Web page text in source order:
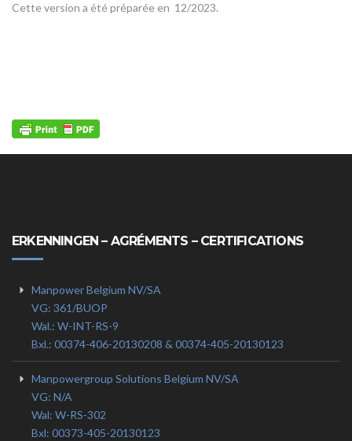
Cette version a été préparée en 12/2023.
ERKENNINGEN – AGRÉMENTS – CERTIFICATIONS
Manpower Belgium NV/SA
VG: 361/BUOP
Wal.: W-INT-RS-9
Bxl.: 00374-406-20130208 & 00374-405-20130123
Manpowergroup Solutions Belgium NV/SA
VG: N/A
Wal: W-RS-302
Bxl: 00373-405-20130123